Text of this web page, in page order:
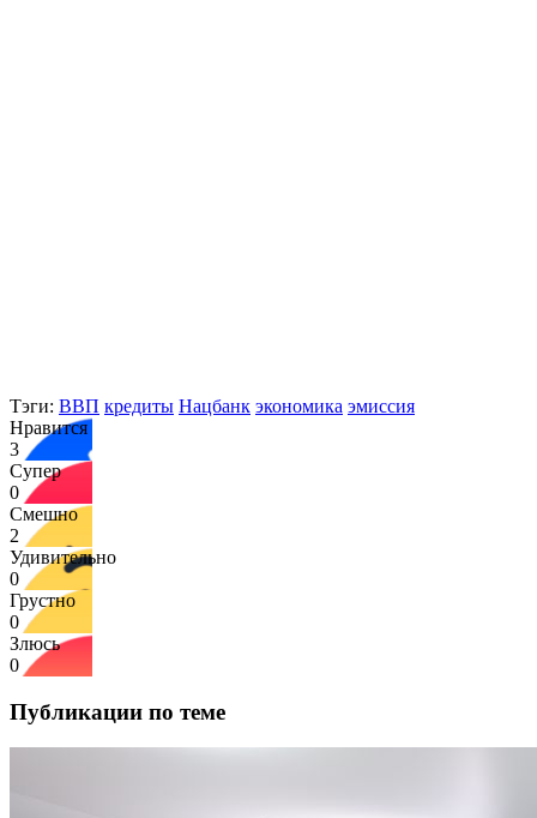
Тэги: ВВП кредиты Нацбанк экономика эмиссия
Нравится
3
Супер
0
Смешно
2
Удивительно
0
Грустно
0
Злюсь
0
Публикации по теме